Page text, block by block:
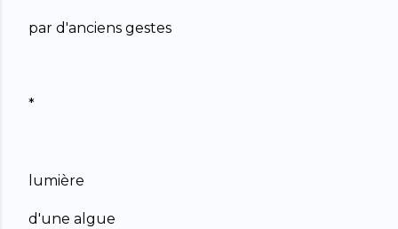
par d'anciens gestes
*
lumière
d'une algue